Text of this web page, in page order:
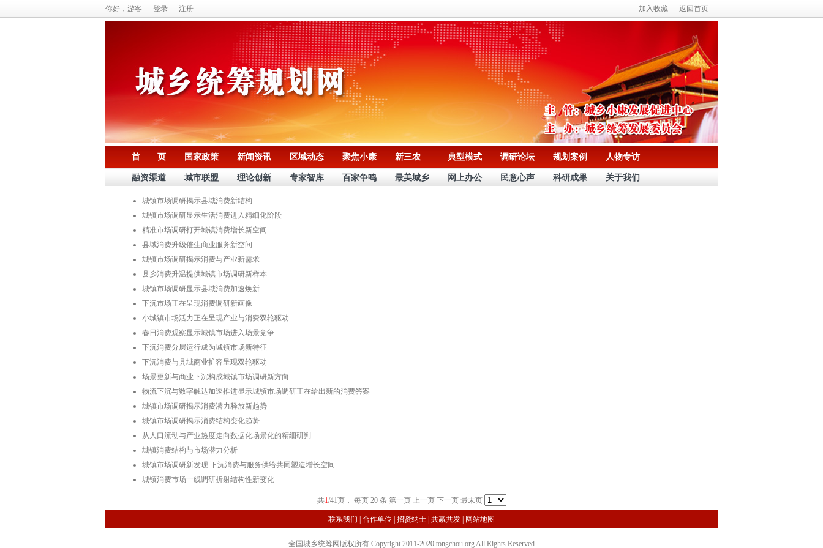
你好，游客 登录 注册 加入收藏 返回首页
首 页 国家政策 新闻资讯 区域动态 聚焦小康 新三农 典型模式 调研论坛 规划案例 人物专访
融资渠道 城市联盟 理论创新 专家智库 百家争鸣 最美城乡 网上办公 民意心声 科研成果 关于我们
城镇市场调研揭示县域消费新结构
城镇市场调研显示生活消费进入精细化阶段
精准市场调研打开城镇消费增长新空间
县域消费升级催生商业服务新空间
城镇市场调研揭示消费与产业新需求
县乡消费升温提供城镇市场调研新样本
城镇市场调研显示县域消费加速焕新
下沉市场正在呈现消费调研新画像
小城镇市场活力正在呈现产业与消费双轮驱动
春日消费观察显示城镇市场进入场景竞争
下沉消费分层运行成为城镇市场新特征
下沉消费与县域商业扩容呈现双轮驱动
场景更新与商业下沉构成城镇市场调研新方向
物流下沉与数字触达加速推进显示城镇市场调研正在给出新的消费答案
城镇市场调研揭示消费潜力释放新趋势
城镇市场调研揭示消费结构变化趋势
从人口流动与产业热度走向数据化场景化的精细研判
城镇消费结构与市场潜力分析
城镇市场调研新发现 下沉消费与服务供给共同塑造增长空间
城镇消费市场一线调研折射结构性新变化
共1/41页， 每页 20 条 第一页 上一页 下一页 最末页
联系我们 合作单位 招贤纳士 共赢共发 网站地图
全国城乡统筹网版权所有 Copyright 2011-2020 tongchou.org All Rights Reserved